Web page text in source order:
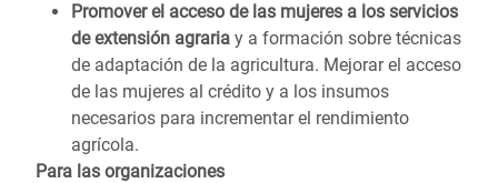
Promover el acceso de las mujeres a los servicios
de extensión agraria y a formación sobre técnicas
de adaptación de la agricultura. Mejorar el acceso
de las mujeres al crédito y a los insumos
necesarios para incrementar el rendimiento
agrícola.
Para las organizaciones